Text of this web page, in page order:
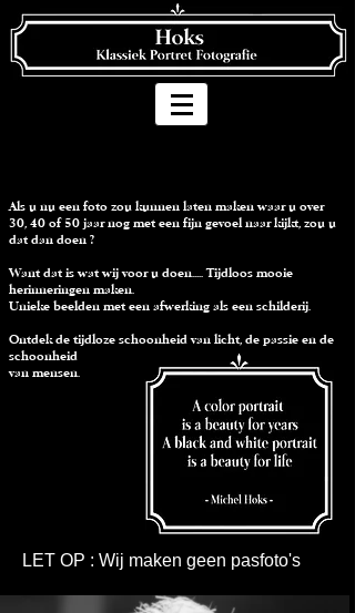
Als u nu een foto zou kunnen laten maken waar u over
30, 40 of 50 jaar nog met een fijn gevoel naar kijkt, zou u
dat dan doen ?
Want dat is wat wij voor u doen..... Tijdloos mooie
herinneringen maken.
Unieke beelden met een afwerking als een schilderij.
Ontdek de tijdloze schoonheid van licht, de passie en de
schoonheid
van mensen.
LET OP : Wij maken geen pasfoto's